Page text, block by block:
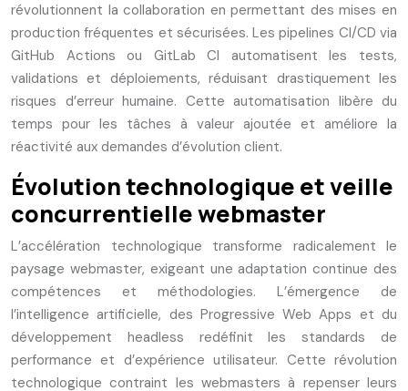
révolutionnent la collaboration en permettant des mises en
production fréquentes et sécurisées. Les pipelines CI/CD via
GitHub Actions ou GitLab CI automatisent les tests,
validations et déploiements, réduisant drastiquement les
risques d’erreur humaine. Cette automatisation libère du
temps pour les tâches à valeur ajoutée et améliore la
réactivité aux demandes d’évolution client.
Évolution technologique et veille
concurrentielle webmaster
L’accélération technologique transforme radicalement le
paysage webmaster, exigeant une adaptation continue des
compétences et méthodologies. L’émergence de
l’intelligence artificielle, des Progressive Web Apps et du
développement headless redéfinit les standards de
performance et d’expérience utilisateur. Cette révolution
technologique contraint les webmasters à repenser leurs